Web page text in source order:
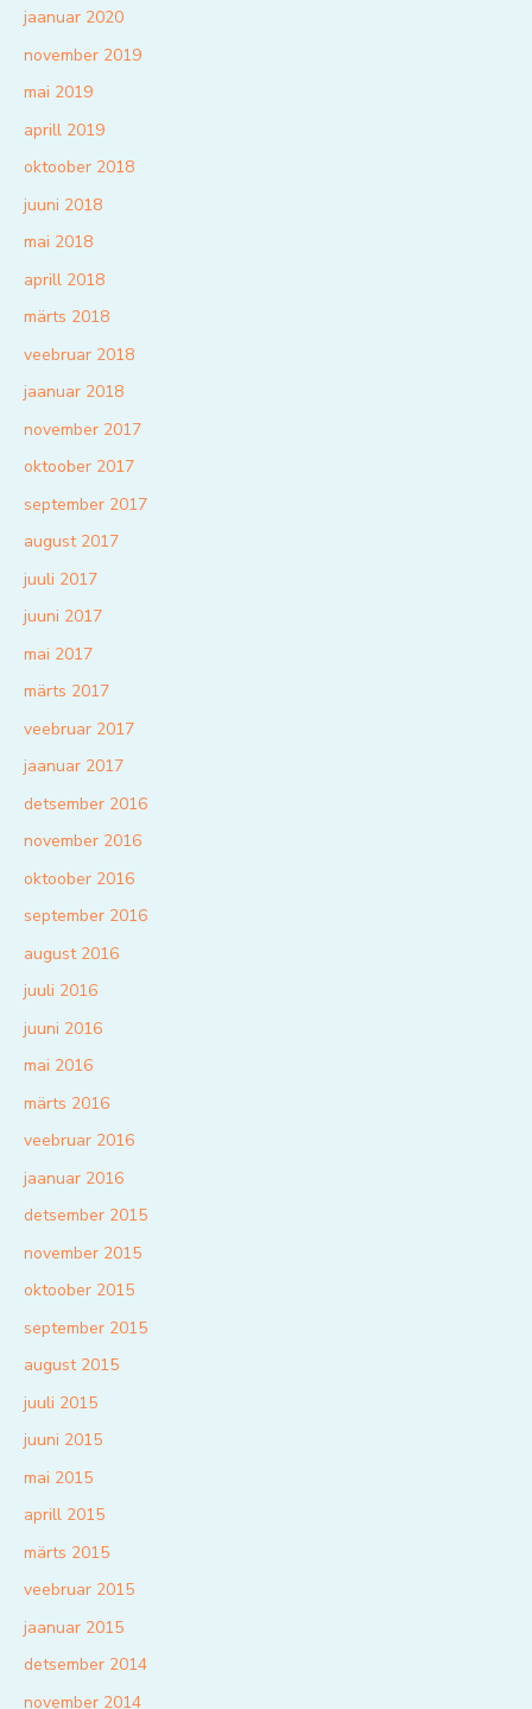
jaanuar 2020
november 2019
mai 2019
aprill 2019
oktoober 2018
juuni 2018
mai 2018
aprill 2018
märts 2018
veebruar 2018
jaanuar 2018
november 2017
oktoober 2017
september 2017
august 2017
juuli 2017
juuni 2017
mai 2017
märts 2017
veebruar 2017
jaanuar 2017
detsember 2016
november 2016
oktoober 2016
september 2016
august 2016
juuli 2016
juuni 2016
mai 2016
märts 2016
veebruar 2016
jaanuar 2016
detsember 2015
november 2015
oktoober 2015
september 2015
august 2015
juuli 2015
juuni 2015
mai 2015
aprill 2015
märts 2015
veebruar 2015
jaanuar 2015
detsember 2014
november 2014